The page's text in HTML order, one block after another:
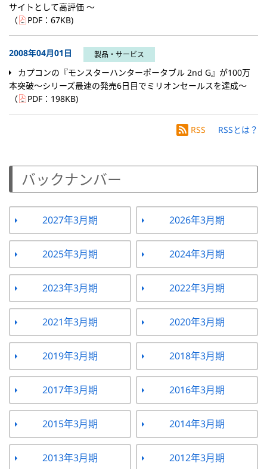
サイトとして高評価 ～
（
PDF： 67KB)
2008年04月01日 製品・サービス
カプコンの『モンスターハンターポータブル 2nd G』が100万
本突破～シリーズ最速の発売6日目でミリオンセールスを達成～
（
PDF： 198KB)
RSS RSSとは？
バックナンバー
2027年3月期 2026年3月期
2025年3月期 2024年3月期
2023年3月期 2022年3月期
2021年3月期 2020年3月期
2019年3月期 2018年3月期
2017年3月期 2016年3月期
2015年3月期 2014年3月期
2013年3月期 2012年3月期